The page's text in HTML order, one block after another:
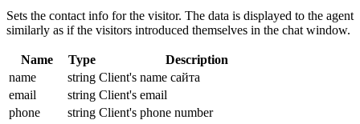
Sets the contact info for the visitor. The data is displayed to the agent
similarly as if the visitors introduced themselves in the chat window.
Name Type
Description
name
string Client's name сайта
email
string Client's email
phone
string Client's phone number